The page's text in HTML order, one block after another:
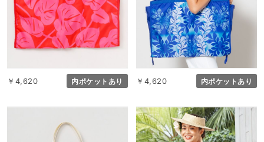
￥4,620 内ポケットあり ￥4,620 内ポケットあり